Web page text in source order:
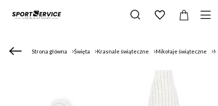
Strona główna Święta Krasnale świąteczne Mikołaje świąteczne